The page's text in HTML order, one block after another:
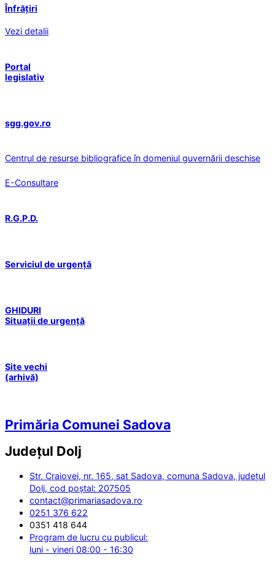
Înfrățiri
Vezi detalii
Portal
legislativ
sgg.gov.ro
Centrul de resurse bibliografice în domeniul guvernării deschise
E-Consultare
R.G.P.D.
Serviciul de urgență
GHIDURI
Situații de urgență
Site vechi
(arhivă)
Primăria Comunei Sadova
Județul Dolj
Str. Craiovei, nr. 165, sat Sadova, comuna Sadova, județul
Dolj, cod poștal: 207505
contact@primariasadova.ro
0251 376 622
0351 418 644
Program de lucru cu publicul:
luni - vineri 08:00 - 16:30